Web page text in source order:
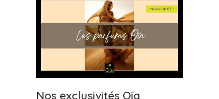
Nos exclusivités Oïa